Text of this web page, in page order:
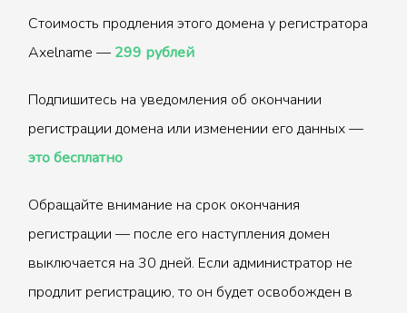
Стоимость продления этого домена у регистратора
Axelname — 299 рублей
Подпишитесь на уведомления об окончании
регистрации домена или изменении его данных —
это бесплатно
Обращайте внимание на срок окончания
регистрации — после его наступления домен
выключается на 30 дней. Если администратор не
продлит регистрацию, то он будет освобожден в